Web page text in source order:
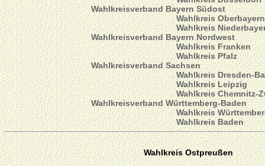
Wahlkreisverband Bayern Südost
Wahlkreis
Wahlkreis
Wahlkreisverband Bayern Nordwest
Wahlkreis Franken
Wahlkreis Pfalz
Wahlkreisverband Sachsen
Wahlkreis Dresden-
Wahlkreis Leipzig
Wahlkreis Chemnitz-
Wahlkreisverband Württemberg-Baden
Wahlkreis
Wahlkreis Baden
Wahlkreis Ostpreußen